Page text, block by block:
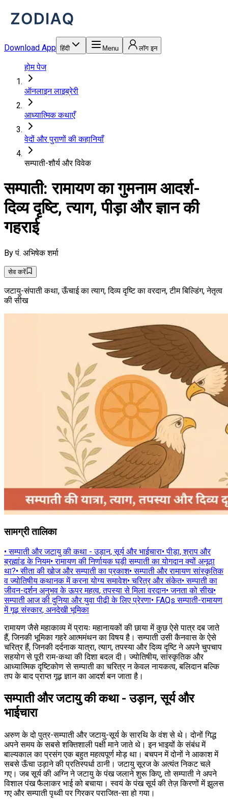
Download App हिंदी Menu लॉग इन
होम पेज
ऑनलाइन लाइब्रेरी
आध्यात्मिक कथाएँ
वेदों और पुराणों की कहानियाँ
सम्पाती-शौर्य और विवेक
सम्पाती: रामायण का गुमनाम आदर्श-
दिव्य दृष्टि, त्याग, पीड़ा और ज्ञान की
गहराई
Byपं. अभिषेक शर्मा
सेव करें
जटायु-संपाती कथा, ऊँचाई का त्याग, दिव्य दृष्टि का वरदान, टीम बिल्डिंग, नेतृत्व
की सीख
सामग्री तालिका
•सम्पाती और जटायु की कथा - उड़ान, सूर्य और भाईचारा•पीड़ा, श्राप और
ब्रह्मांड के नियम•रामायण की निर्णायक घड़ी सम्पाती का योगदान क्यों अनूठा
था?•सीता की खोज और सम्पाती का प्रकाश•सम्पाती और रामायण सांस्कृतिक
व ज्योतिषीय कथानक में करना योग्य समावेश•चरित्र और संकेत•सम्पाती का
जीवन-दर्शन अनुभव के ऊपर महत्व, तपस्या से मिला वरदान•जनता को सीख•
सम्पाती आज की दुनिया और युवा पीढ़ी के लिए प्रेरणा• FAQs सम्पाती-रामायण
में गूढ़ संस्कार, अनदेखी भूमिका
रामायण जैसे महाकाव्य में प्रायः महानायकों की छाया में कुछ ऐसे पात्र दब जाते
हैं, जिनकी भूमिका गहरे आत्ममंथन का विषय है। सम्पाती उसी कैनवास के ऐसे
चरित्र हैं, जिनकी दर्दनाक यात्रा, त्याग, तपस्या और दिव्य दृष्टि ने अपने चुपचाप
सहयोग से पूरी राम-कथा की दिशा बदल दी। ज्योतिषीय, सांस्कृतिक और
आध्यात्मिक दृष्टिकोण से सम्पाती का चरित्र न केवल नायकत्व, बलिदान बल्कि
तप के बाद प्राप्त गूढ़ ज्ञान का आदर्श बन जाता है।
सम्पाती और जटायु की कथा - उड़ान, सूर्य और
भाईचारा
अरुण के दो पुत्र-सम्पाती और जटायु-सूर्य के सारथि के वंश से थे। दोनों गिद्ध
अपने समय के सबसे शक्तिशाली पक्षी माने जाते थे। इन भाइयों के संबंध में
बाल्यकाल का प्रसंग एक बहुत महत्वपूर्ण मोड़ था। बचपन में दोनों ने आकाश में
सबसे ऊँचा उड़ाने की प्रतिस्पर्धा ठानी। जटायु सूरज के अत्यंत निकट चले
गए। जब सूर्य की अग्नि ने जटायु के पंख जलाने शुरू किए, तो सम्पाती ने अपने
विशाल पंख फैलाकर भाई को बचाया। स्वयं के पंख सूर्य की तेज़ किरणों में झुलस
गए और सम्पाती पृथ्वी पर गिरकर पराजित-सा हो गया।